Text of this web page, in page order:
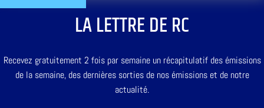
LA LETTRE DE RC
Recevez gratuitement 2 fois par semaine un récapitulatif des émissions
de la semaine, des dernières sorties de nos émissions et de notre
actualité.